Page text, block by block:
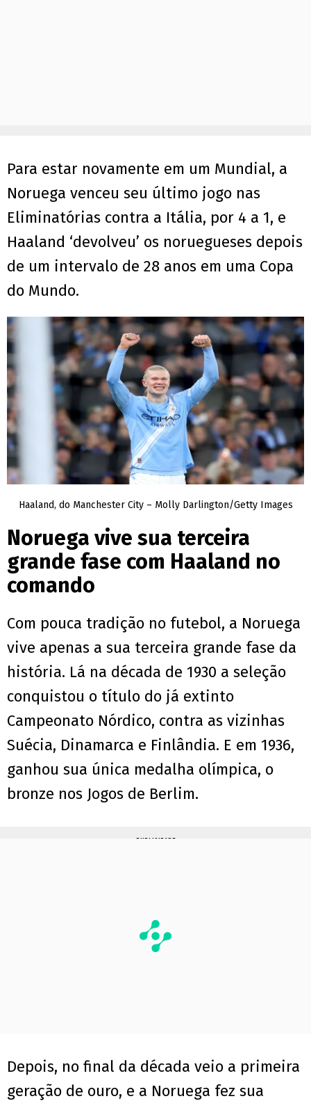
Para estar novamente em um Mundial, a
Noruega venceu seu último jogo nas
Eliminatórias contra a Itália, por 4 a 1, e
Haaland ‘devolveu’ os noruegueses depois
de um intervalo de 28 anos em uma Copa
do Mundo.
Haaland, do Manchester City – Molly Darlington/Getty Images
Noruega vive sua terceira
grande fase com Haaland no
comando
Com pouca tradição no futebol, a Noruega
vive apenas a sua terceira grande fase da
história. Lá na década de 1930 a seleção
conquistou o título do já extinto
Campeonato Nórdico, contra as vizinhas
Suécia, Dinamarca e Finlândia. E em 1936,
ganhou sua única medalha olímpica, o
bronze nos Jogos de Berlim.
PUBLICIDADE
Depois, no final da década veio a primeira
geração de ouro, e a Noruega fez sua